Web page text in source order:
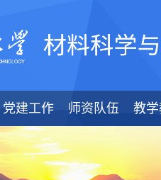
党建工作 师资队伍 教